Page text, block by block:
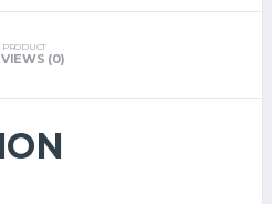
PRODUCT
(0)